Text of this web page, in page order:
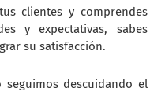
clientes y comprendes
y expectativas, sabes
su satisfacción.
descuidando el